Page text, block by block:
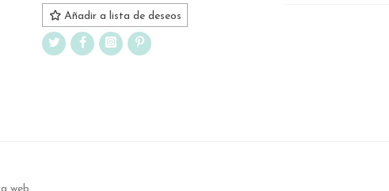
Añadir a lista de deseos